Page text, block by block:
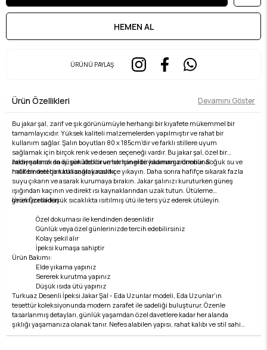
ÜRÜNÜ PAYLAŞ
Ürün Özellikleri Devamını Göster
Bu jakar şal, zarif ve şık görünümüyle herhangi bir kıyafete mükemmel bir
tamamlayıcıdır. Yüksek kaliteli malzemelerden yapılmıştır ve rahat bir
kullanım sağlar. Şalın boyutları 80 x 185cm'dir ve farklı stillere uyum
sağlamak için birçok renk ve desen seçeneği vardır. Bu jakar şal, özel bir
hediye olarak da düşünülebilir ve herhangi bir kadının gardırobuna
mükemmel bir katkı sağlayacaktır.
Jakar şalınızı en iyi şekilde korumak için elde yıkamanız önerilir. Soğuk su ve
hafif bir deterjan kullanarak nazikçe yıkayın. Daha sonra hafifçe sıkarak fazla
suyu çıkarın ve asarak kurumaya bırakın. Jakar şalınızı kuruturken güneş
ışığından kaçının ve direkt ısı kaynaklarından uzak tutun. Ütüleme
gerekiyorsa düşük sıcaklıkta ısıtılmış ütü ile ters yüz ederek ütüleyin.
Ürün Özellikleri:
Özel dokuması ile kendinden desenlidir
Günlük veya özel günlerinizde tercih edebilirsiniz
Kolay şekil alır
İpeksi kumaşa sahiptir
Ürün Bakımı:
Elde yıkama yapınız
Sererek kurutma yapınız
Düşük ısıda ütü yapınız
Turkuaz Desenli İpeksi Jakar Şal - Eda Uzunlar modeli, Eda Uzunlar'ın
tesettür koleksiyonunda modern zarafet ile sadeliği buluşturur. Özenle
tasarlanmış detayları, günlük yaşamdan özel davetlere kadar her alanda
şıklığı yaşamanıza olanak tanır. Nefes alabilen yapısı, rahat kalıbı ve stil sahibi
çizgileri ile hem konforlu hem de zarif bir kullanım sunar. Kumaş kalitesi, Eda